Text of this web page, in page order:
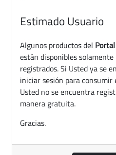
Estimado Usuario
Algunos productos del
están disponibles
registrados. Si Usted ya se
iniciar sesión para consumir
Usted no se encuentra
manera gratuita.
Gracias.